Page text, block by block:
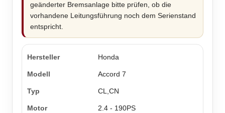
geänderter Bremsanlage bitte prüfen, ob die
vorhandene Leitungsführung noch dem Serienstand
entspricht.
Honda
Accord 7
CL,CN
2.4 - 190PS